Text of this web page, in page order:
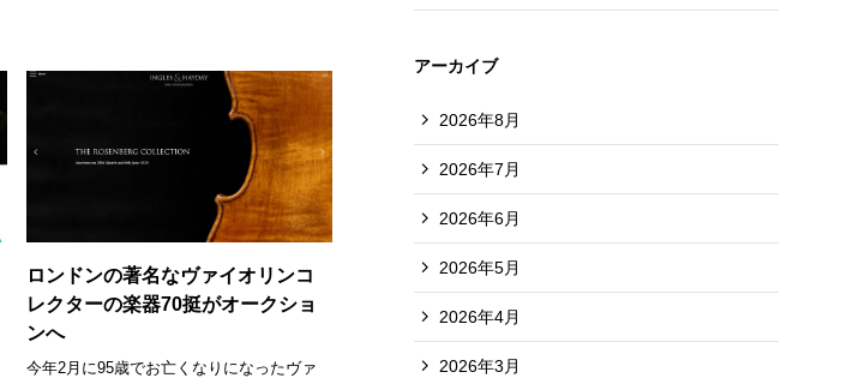
ロンドンの著名なヴァイオリンコ
レクターの楽器70挺がオークショ
ンへ
今年2月に95歳でお亡くなりになったヴァ
アーカイブ
2026年8月
2026年7月
2026年6月
2026年5月
2026年4月
2026年3月